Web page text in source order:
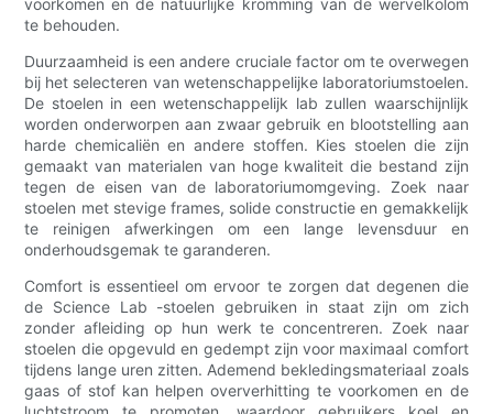
voorkomen en de natuurlijke kromming van de wervelkolom
te behouden.
Duurzaamheid is een andere cruciale factor om te overwegen
bij het selecteren van wetenschappelijke laboratoriumstoelen.
De stoelen in een wetenschappelijk lab zullen waarschijnlijk
worden onderworpen aan zwaar gebruik en blootstelling aan
harde chemicaliën en andere stoffen. Kies stoelen die zijn
gemaakt van materialen van hoge kwaliteit die bestand zijn
tegen de eisen van de laboratoriumomgeving. Zoek naar
stoelen met stevige frames, solide constructie en gemakkelijk
te reinigen afwerkingen om een ​​lange levensduur en
onderhoudsgemak te garanderen.
Comfort is essentieel om ervoor te zorgen dat degenen die
de Science Lab -stoelen gebruiken in staat zijn om zich
zonder afleiding op hun werk te concentreren. Zoek naar
stoelen die opgevuld en gedempt zijn voor maximaal comfort
tijdens lange uren zitten. Ademend bekledingsmateriaal zoals
gaas of stof kan helpen oververhitting te voorkomen en de